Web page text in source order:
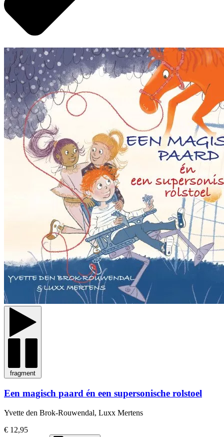
fragment
Een magisch paard én een supersonische rolstoel
Yvette den Brok-Rouwendal, Luxx Mertens
€ 12,95